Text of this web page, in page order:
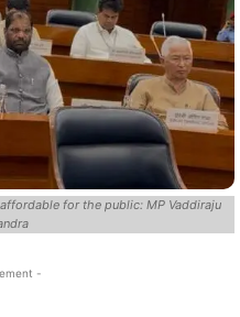
for the public: MP Vaddiraju
-